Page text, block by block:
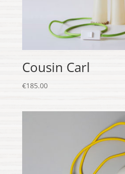
Cousin Carl
€185.00